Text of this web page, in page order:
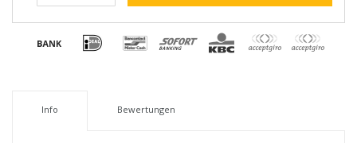
Info Bewertungen